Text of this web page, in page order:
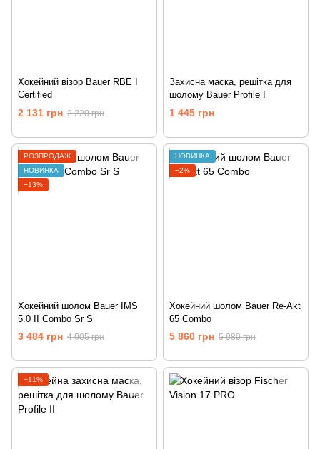
Хокейний візор Bauer RBE I
Certified
2 131 грн 2 220 грн
Захисна маска, решітка для
шолому Bauer Profile I
1 445 грн
РОЗПРОДАЖ
НОВИНКА
−13%
Хокейний шолом Bauer IMS
5.0 II Combo Sr S
3 484 грн 4 005 грн
НОВИНКА
−2%
Хокейний шолом Bauer Re-Akt
65 Combo
5 860 грн 5 980 грн
−11%